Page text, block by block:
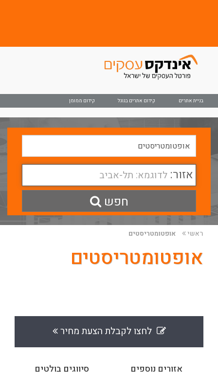
בניית אתרים קידום אתרים בגוגל קידום ממומן
אזור: לדוגמא: תל-אביב
חפש
ראשי אופטומטריסטים
אופטומטריסטים
לחצו לקבלת הצעת מחיר
סיווגים בולטים אזורים נוספים